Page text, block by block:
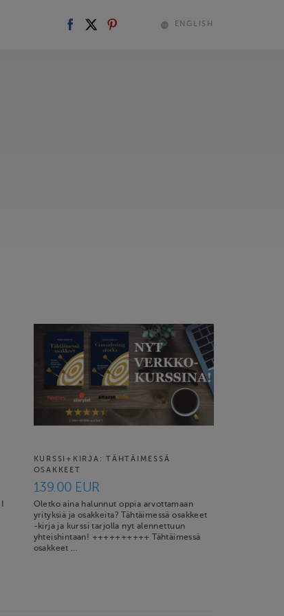
ENGLISH
KURSSI+KIRJA: TÄHTÄIMESSÄ
OSAKKEET
139.00 EUR
Oletko aina halunnut oppia arvottamaan
yrityksiä ja osakkeita? Tähtäimessä osakkeet
-kirja ja kurssi tarjolla nyt alennettuun
yhteishintaan! ++++++++++ Tähtäimessä
osakkeet …